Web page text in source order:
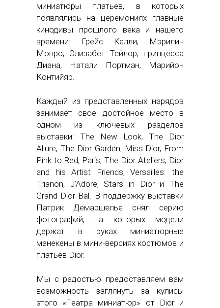
миниатюры платьев, в которых
появлялись на церемониях главные
кинодивы прошлого века и нашего
времени: Грейс Келли, Мэрилин
Монро, Элизабет Тейлор, принцесса
Диана, Натали Портман, Марийон
Контийяр.
Каждый из представленных нарядов
занимает свое достойное место в
одном из ключевых разделов
выставки: The New Look, The Dior
Allure, The Dior Garden, Miss Dior, From
Pink to Red, Paris, The Dior Ateliers, Dior
and his Artist Friends, Versailles: the
Trianon, J’Adore, Stars in Dior и The
Grand Dior Bal. В поддержку выставки
Патрик Демаршелье снял серию
фотографий, на которых модели
держат в руках миниатюрные
манекены в мини-версиях костюмов и
платьев Dior.
Мы с радостью предоставляем вам
возможность заглянуть за кулисы
этого «Театра миниатюр» от Dior и